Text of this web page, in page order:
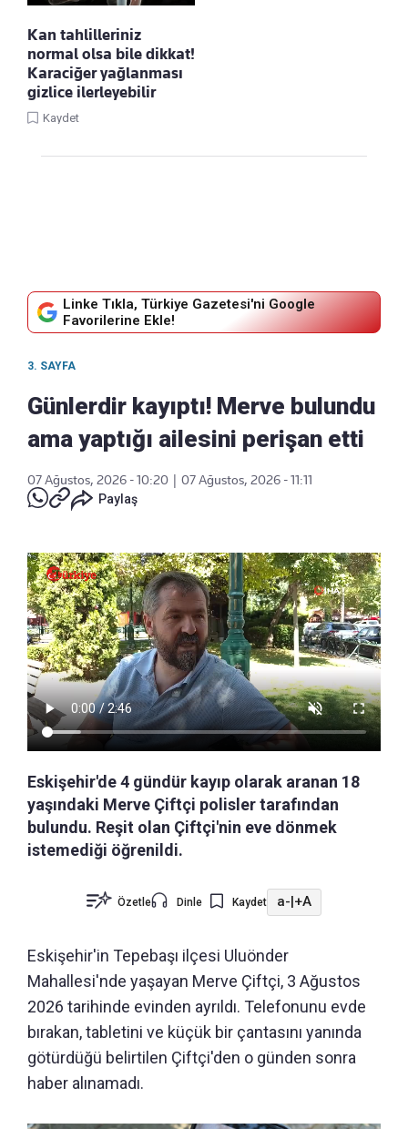
Kan tahlilleriniz
normal olsa bile dikkat!
Karaciğer yağlanması
gizlice ilerleyebilir
Kaydet
Linke Tıkla, Türkiye Gazetesi'ni Google
Favorilerine Ekle!
3. SAYFA
Günlerdir kayıptı! Merve bulundu
ama yaptığı ailesini perişan etti
07 Ağustos, 2026 - 10:20
07 Ağustos, 2026 - 11:11
Paylaş
Eskişehir'de 4 gündür kayıp olarak aranan 18
yaşındaki Merve Çiftçi polisler tarafından
bulundu. Reşit olan Çiftçi'nin eve dönmek
istemediği öğrenildi.
Özetle Dinle Kaydet a-|+A
Eskişehir'in Tepebaşı ilçesi Uluönder
Mahallesi'nde yaşayan Merve Çiftçi, 3 Ağustos
2026 tarihinde evinden ayrıldı. Telefonunu evde
bırakan, tabletini ve küçük bir çantasını yanında
götürdüğü belirtilen Çiftçi'den o günden sonra
haber alınamadı.